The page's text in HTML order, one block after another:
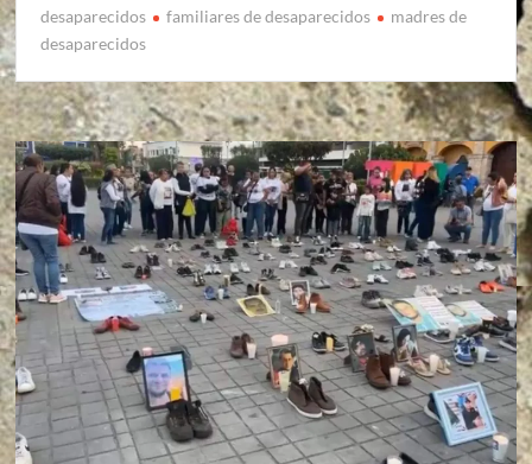
desaparecidos
familiares de desaparecidos
madres de
desaparecidos